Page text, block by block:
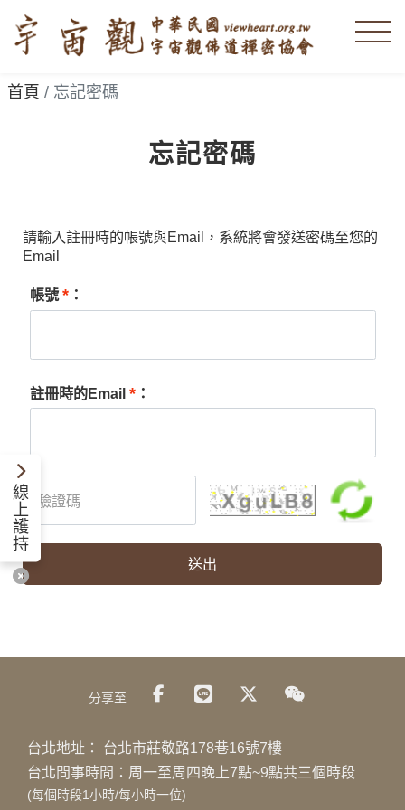
首頁 忘記密碼
忘記密碼
請輸入註冊時的帳號與Email，系統將會發送密碼至您的
Email
帳號*：
註冊時的Email *：
送出
分享至
台北地址： 台北市莊敬路178巷16號7樓
台北問事時間：周一至周四晚上7點~9點共三個時段
(每個時段1小時/每小時一位)
線
上
護
持